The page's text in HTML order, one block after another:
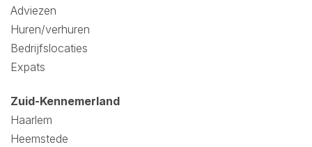
Adviezen
Huren/verhuren
Bedrijfslocaties
Expats
Zuid-Kennemerland
Haarlem
Heemstede